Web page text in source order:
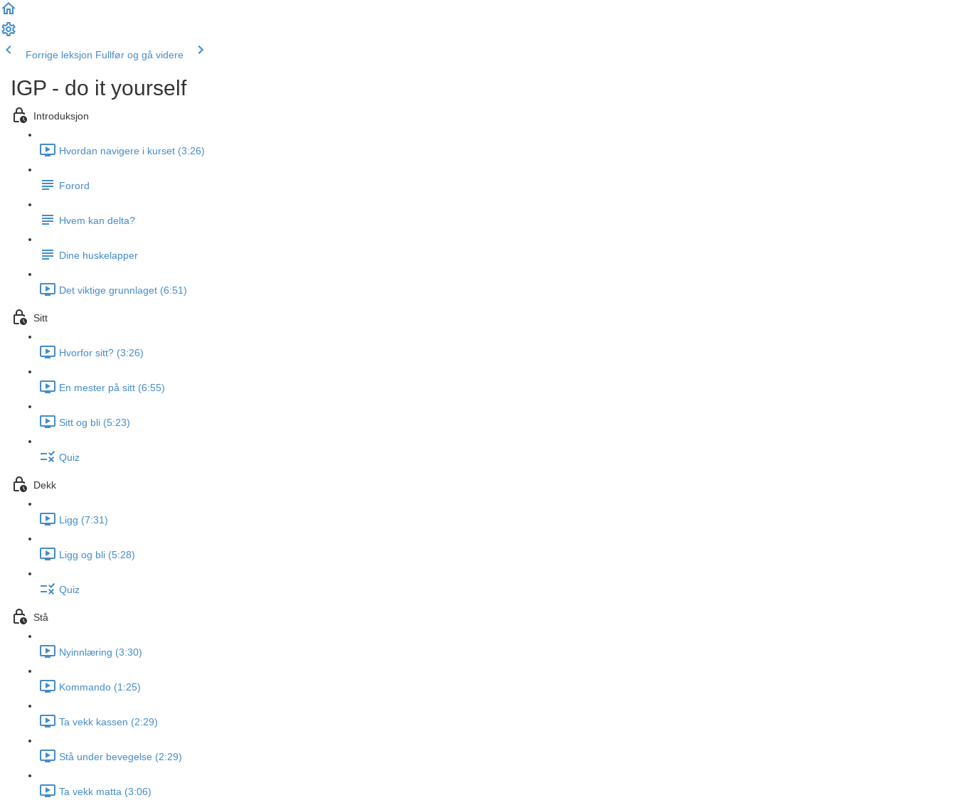
Forrige leksjon Fullfør og gå videre
IGP - do it yourself
Introduksjon
Hvordan navigere i kurset (3:26)
Forord
Hvem kan delta?
Dine huskelapper
Det viktige grunnlaget (6:51)
Sitt
Hvorfor sitt? (3:26)
En mester på sitt (6:55)
Sitt og bli (5:23)
Quiz
Dekk
Ligg (7:31)
Ligg og bli (5:28)
Quiz
Stå
Nyinnlæring (3:30)
Kommando (1:25)
Ta vekk kassen (2:29)
Stå under bevegelse (2:29)
Ta vekk matta (3:06)